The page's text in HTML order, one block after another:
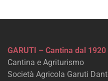
GARUTI – Cantina dal 1920
Cantina e Agriturismo
Società Agricola Garuti